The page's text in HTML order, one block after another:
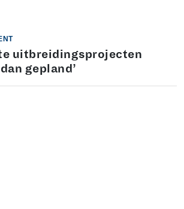
uitbreidingsprojecten
gepland’